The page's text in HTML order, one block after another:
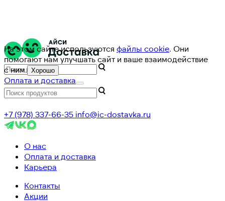
На этом сайте используются файлы cookie. Они
помогают нам улучшать сайт и ваше взаимодействие
с ним. Хорошо
Оплата и доставка
+7 (978) 337-66-35 info@ic-dostavka.ru
О нас
Оплата и доставка
Карьера
Контакты
Акции